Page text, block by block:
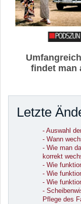
findet man
Letzte
- Auswahl
- Wann
- Wie man
korrekt
- Wie
- Wie
- Wie
-
Pflege des